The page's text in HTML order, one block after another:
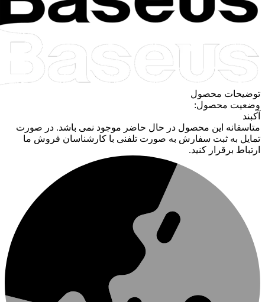
توضیحات محصول
وضعیت محصول:
آکبند
متاسفانه این محصول در حال حاضر موجود نمی باشد. در صورت
تمایل به ثبت سفارش به صورت تلفنی با کارشناسان فروش ما
ارتباط برقرار کنید.